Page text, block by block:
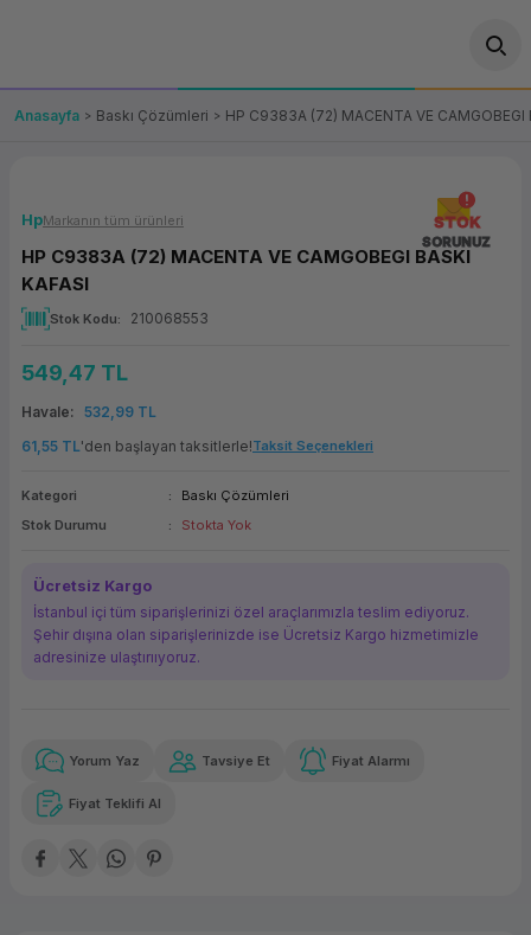
OT/VT Ürünleri
Fiş Yazıcı
Panel PC
(Firewall)
Makinesi
Makinesi
Çözümleri
Bağlantı
Yedekleme
Ürünler
Paketi
Anasayfa Baskı Çözümleri HP C9383A (72) MACENTA VE CAMGOBEGI
STOK
SORUNUZ
HpMarkanın tüm ürünleri
HP C9383A (72) MACENTA VE CAMGOBEGI BASKI
KAFASI
Stok Kodu 210068553
549,47 TL
Havale
532,99 TL
61,55 TL'den başlayan taksitlerle!Taksit Seçenekleri
Kategori
Baskı Çözümleri
Stok Durumu
Stokta Yok
Ücretsiz Kargo
İstanbul içi tüm siparişlerinizi özel araçlarımızla teslim ediyoruz.
Şehir dışına olan siparişlerinizde ise Ücretsiz Kargo hizmetimizle
adresinize ulaştırııyoruz.
Güvenilir Alışveriş
Kolay iade imkanı
61,55 TL
Yorum Yaz Tavsiye Et Fiyat Alarmı
Fiyat Teklifi Al